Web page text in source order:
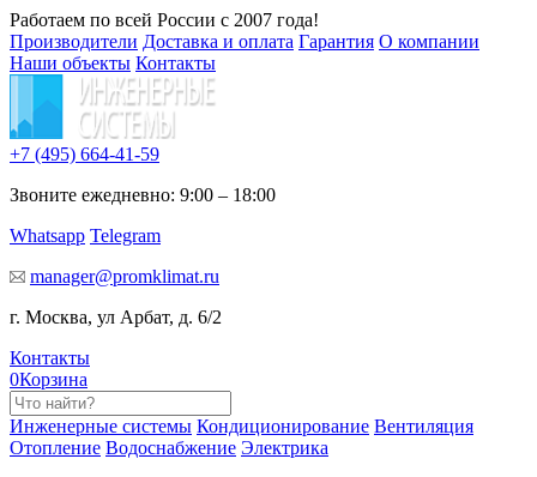
Работаем по всей России с 2007 года!
Производители Доставка и оплата Гарантия О компании
Наши объекты Контакты
+7 (495) 664-41-59
Звоните ежедневно: 9:00 – 18:00
Whatsapp Telegram
manager@promklimat.ru
г. Москва, ул Арбат, д. 6/2
Контакты
0Корзина
Инженерные системы Кондиционирование Вентиляция
Отопление Водоснабжение Электрика